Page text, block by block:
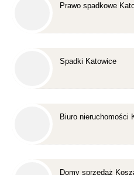
Prawo spadkowe
Spadki Katowice
Biuro nieruchomości
Domy sprzedaż